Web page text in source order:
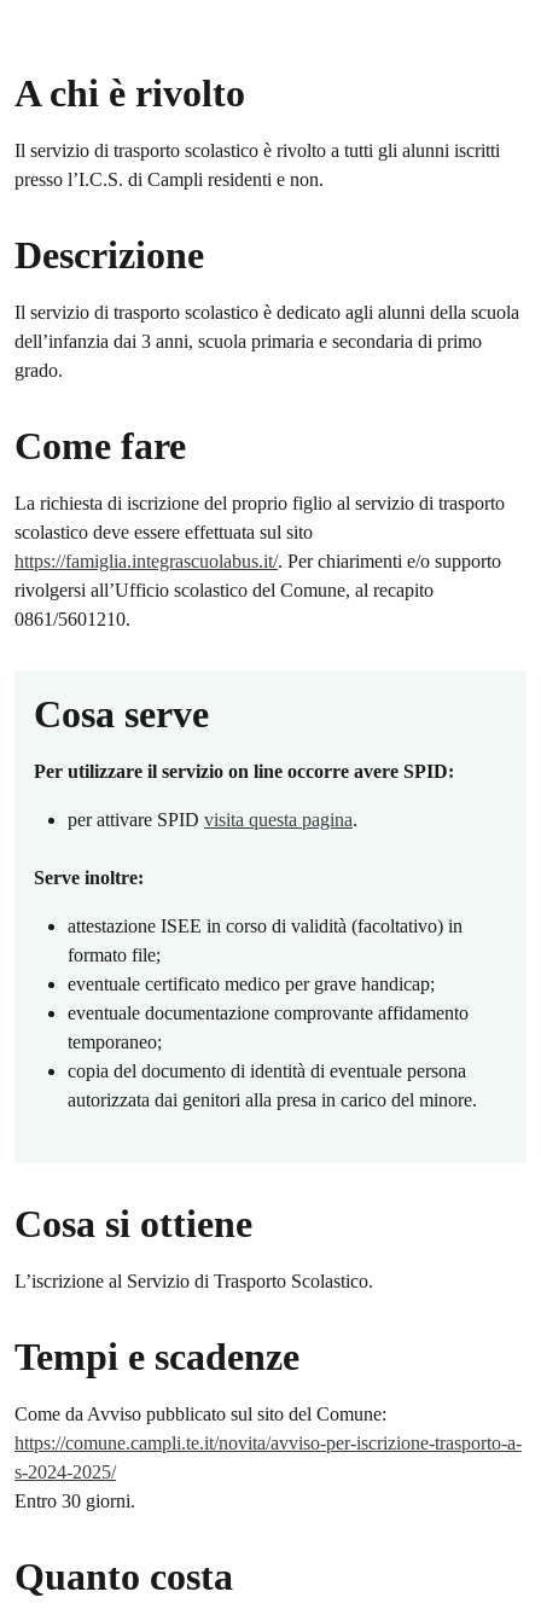
A chi è rivolto
Il servizio di trasporto scolastico è rivolto a tutti gli alunni iscritti
presso l’I.C.S. di Campli residenti e non.
Descrizione
Il servizio di trasporto scolastico è dedicato agli alunni della scuola
dell’infanzia dai 3 anni, scuola primaria e secondaria di primo
grado.
Come fare
La richiesta di iscrizione del proprio figlio al servizio di trasporto
scolastico deve essere effettuata sul sito
https://famiglia.integrascuolabus.it/. Per chiarimenti e/o supporto
rivolgersi all’Ufficio scolastico del Comune, al recapito
0861/5601210.
Cosa serve
Per utilizzare il servizio on line occorre avere SPID:
per attivare SPID visita questa pagina.
Serve inoltre:
attestazione ISEE in corso di validità (facoltativo) in
formato file;
eventuale certificato medico per grave handicap;
eventuale documentazione comprovante affidamento
temporaneo;
copia del documento di identità di eventuale persona
autorizzata dai genitori alla presa in carico del minore.
Cosa si ottiene
L’iscrizione al Servizio di Trasporto Scolastico.
Tempi e scadenze
Come da Avviso pubblicato sul sito del Comune:
https://comune.campli.te.it/novita/avviso-per-iscrizione-trasporto-a-
s-2024-2025/
Entro 30 giorni.
Quanto costa